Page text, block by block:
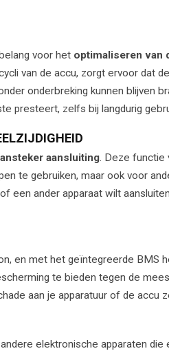
voor het optimaliseren van
van de accu, zorgt ervoor dat
onderbreking kunnen blijven
presteert, zelfs bij langdurig
aansluiting. Deze functie
te gebruiken, maar ook voor
een ander apparaat wilt
en met het geïntegreerde BMS
te bieden tegen de
aan je apparatuur of de accu
elektronische apparaten die